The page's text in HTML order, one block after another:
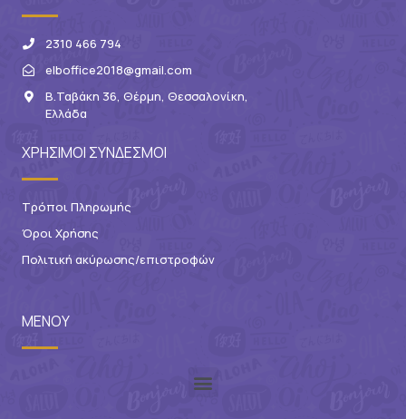
2310 466 794
elboffice2018@gmail.com
Β.Ταβάκη 36, Θέρμη, Θεσσαλονίκη,
Ελλάδα
ΧΡΗΣΙΜΟΙ ΣΥΝΔΕΣΜΟΙ
Τρόποι Πληρωμής
Όροι Χρήσης
Πολιτική ακύρωσης/επιστροφών
ΜΕΝΟΥ